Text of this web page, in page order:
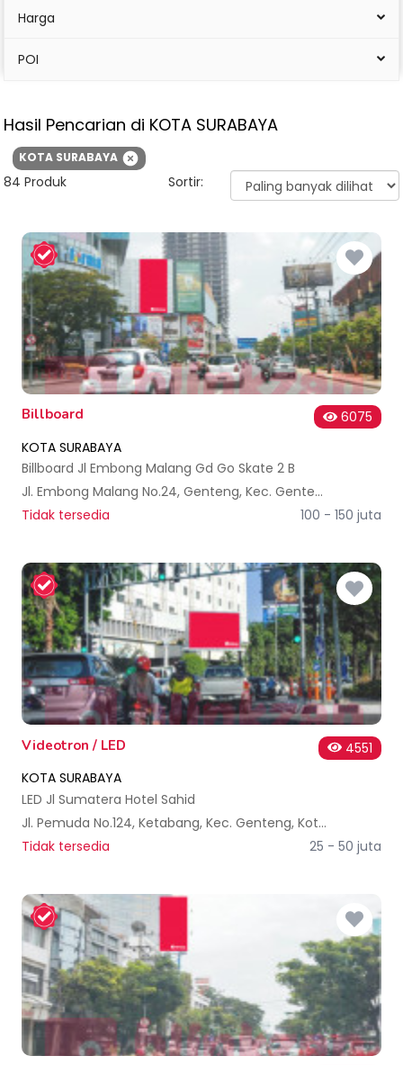
Harga
POI
Hasil Pencarian di KOTA SURABAYA
KOTA SURABAYA
Sortir:
84 Produk
Billboard
6075
KOTA SURABAYA
Billboard Jl Embong Malang Gd Go Skate 2 B
Jl. Embong Malang No.24, Genteng, Kec. Genteng, Surabaya, Jawa Timur 60261, Indonesia
Tidak tersedia
100 - 150 juta
Videotron / LED
4551
KOTA SURABAYA
LED Jl Sumatera Hotel Sahid
Jl. Pemuda No.124, Ketabang, Kec. Genteng, Kota SBY, Jawa Timur 60272, Indonesia
Tidak tersedia
25 - 50 juta